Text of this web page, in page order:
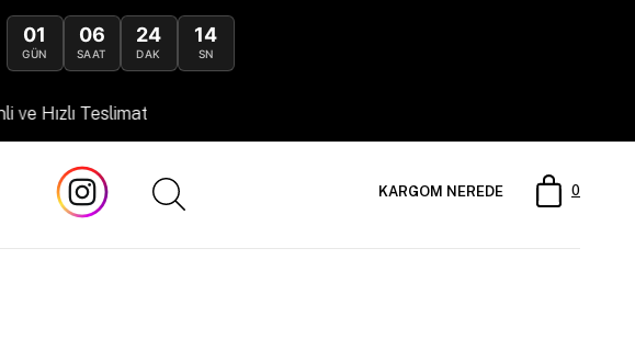
01
GÜN
06
SAAT
24
DAK
12
SN
0
KARGOM NEREDE